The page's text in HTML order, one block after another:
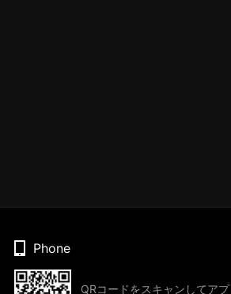
Phone
QRコードをスキャンしてアプ